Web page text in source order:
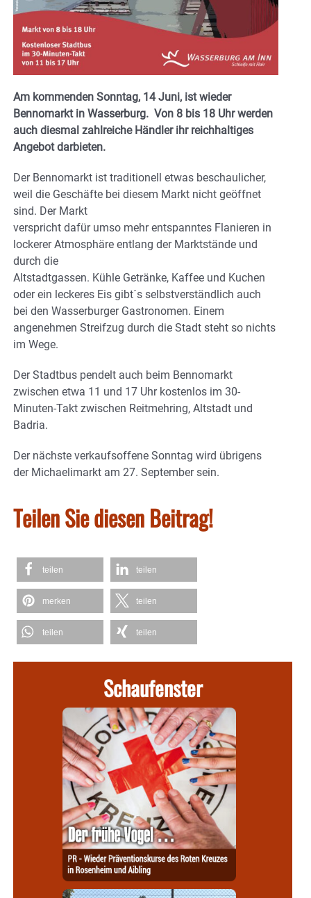
Am kommenden Sonntag, 14 Juni, ist wieder
Bennomarkt in Wasserburg. Von 8 bis 18 Uhr werden
auch diesmal zahlreiche Händler ihr reichhaltiges
Angebot darbieten.
Der Bennomarkt ist traditionell etwas beschaulicher,
weil die Geschäfte bei diesem Markt nicht geöffnet
sind. Der Markt
verspricht dafür umso mehr entspanntes Flanieren in
lockerer Atmosphäre entlang der Marktstände und
durch die
Altstadtgassen. Kühle Getränke, Kaffee und Kuchen
oder ein leckeres Eis gibt´s selbstverständlich auch
bei den Wasserburger Gastronomen. Einem
angenehmen Streifzug durch die Stadt steht so nichts
im Wege.
Der Stadtbus pendelt auch beim Bennomarkt
zwischen etwa 11 und 17 Uhr kostenlos im 30-
Minuten-Takt zwischen Reitmehring, Altstadt und
Badria.
Der nächste verkaufsoffene Sonntag wird übrigens
der Michaelimarkt am 27. September sein.
Teilen Sie diesen Beitrag!
teilen teilen
merken teilen
teilen teilen
Schaufenster